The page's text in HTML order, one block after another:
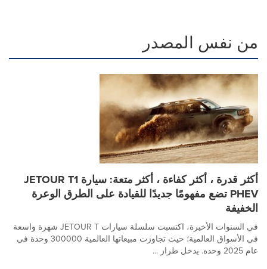
من نفس المصدر
أكثر قدرة ، أكثر كفاءة ، أكثر متعة: سيارة JETOUR T1
PHEV تضع مفهومًا جديدًا للقيادة على الطرق الوعرة
الخفيفة
في السنوات الأخيرة، اكتسبت سلسلة سيارات JETOUR T شهرة واسعة
في الأسواق العالمية؛ حيث تجاوزت مبيعاتها العالمية 300000 وحدة في
عام 2025 وحده. يدخل طراز ...